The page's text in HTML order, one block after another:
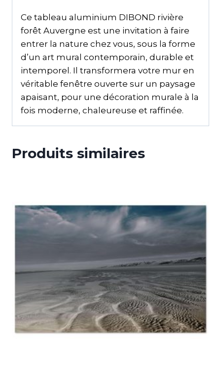
Ce tableau aluminium DIBOND rivière
forêt Auvergne est une invitation à faire
entrer la nature chez vous, sous la forme
d’un art mural contemporain, durable et
intemporel. Il transformera votre mur en
véritable fenêtre ouverte sur un paysage
apaisant, pour une décoration murale à la
fois moderne, chaleureuse et raffinée.
Produits similaires